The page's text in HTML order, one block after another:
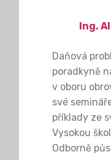
Ing.
Daňová
poradkyně
v oboru
své
příklady ze
Vysokou
Odborně